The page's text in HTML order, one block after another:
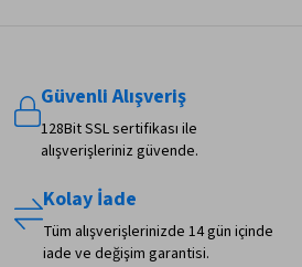
Güvenli Alışveriş
128Bit SSL sertifikası ile
alışverişleriniz güvende.
Kolay İade
Tüm alışverişlerinizde 14 gün içinde
iade ve değişim garantisi.